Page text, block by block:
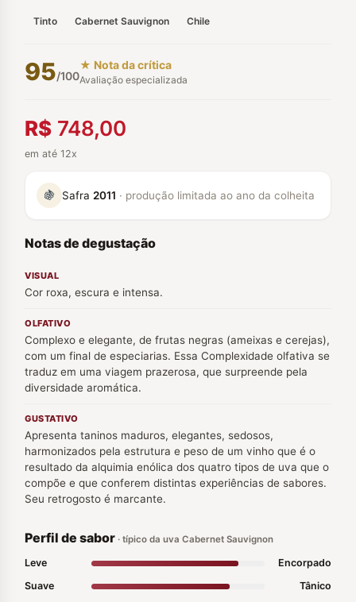
Tinto Cabernet Sauvignon Chile
95/100
★ Nota da crítica
Avaliação especializada
R$ 748,00
em até 12x
🍇 Safra 2011 · produção limitada ao ano da colheita
Notas de degustação
VISUAL
Cor roxa, escura e intensa.
OLFATIVO
Complexo e elegante, de frutas negras (ameixas e cerejas),
com um final de especiarias. Essa Complexidade olfativa se
traduz em uma viagem prazerosa, que surpreende pela
diversidade aromática.
GUSTATIVO
Apresenta taninos maduros, elegantes, sedosos,
harmonizados pela estrutura e peso de um vinho que é o
resultado da alquimia enólica dos quatro tipos de uva que o
compõe e que conferem distintas experiências de sabores.
Seu retrogosto é marcante.
Perfil de sabor · típico da uva Cabernet Sauvignon
Leve
Encorpado
Suave
Tânico